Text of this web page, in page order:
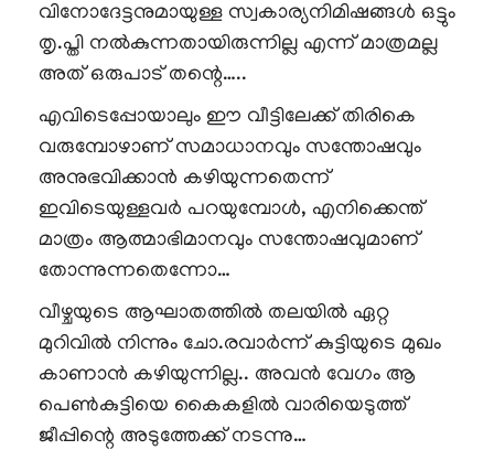
വിനോദേട്ടനുമായുള്ള സ്വകാര്യനിമിഷങ്ങൾ ഒട്ടും
തൃ.പ്തി നൽകുന്നതായിരുന്നില്ല എന്ന് മാത്രമല്ല
അത് ഒരുപാട് തന്റെ…..
എവിടെപ്പോയാലും ഈ വീട്ടിലേക്ക് തിരികെ
വരുമ്പോഴാണ് സമാധാനവും സന്തോഷവും
അനുഭവിക്കാൻ കഴിയുന്നതെന്ന്
ഇവിടെയുള്ളവർ പറയുമ്പോൾ, എനിക്കെന്ത്
മാത്രം ആത്മാഭിമാനവും സന്തോഷവുമാണ്
തോന്നുന്നതെന്നോ…
വീഴ്ചയുടെ ആഘാതത്തിൽ തലയിൽ ഏറ്റ
മുറിവിൽ നിന്നും ചോ.രവാർന്ന് കുട്ടിയുടെ മുഖം
കാണാൻ കഴിയുന്നില്ല.. അവൻ വേഗം ആ
പെൺകുട്ടിയെ കൈകളിൽ വാരിയെടുത്ത്
ജീപ്പിന്റെ അടുത്തേക്ക് നടന്നു…